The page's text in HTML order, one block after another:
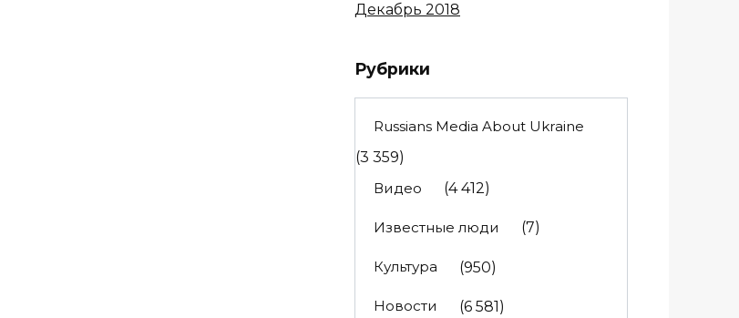
Декабрь 2018
Рубрики
Russians Media About Ukraine
(3 359)
Видео
(4 412)
Известные люди (7)
Культура (950)
Новости (6 581)